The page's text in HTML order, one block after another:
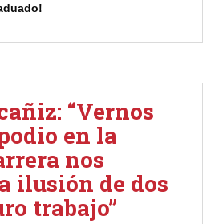
“Vernos
en la
nos
ilusión de dos
trabajo”